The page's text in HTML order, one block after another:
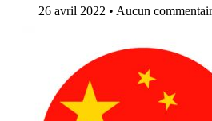
26 avril 2022
Aucun